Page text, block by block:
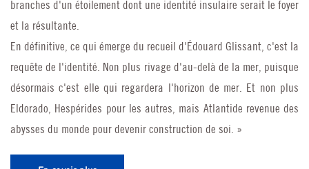
branches d'un étoilement dont une identité insulaire serait le foyer
et la résultante.
En définitive, ce qui émerge du recueil d'Édouard Glissant, c'est la
requête de l'identité. Non plus rivage d'au-delà de la mer, puisque
désormais c'est elle qui regardera l'horizon de mer. Et non plus
Eldorado, Hespérides pour les autres, mais Atlantide revenue des
abysses du monde pour devenir construction de soi. »